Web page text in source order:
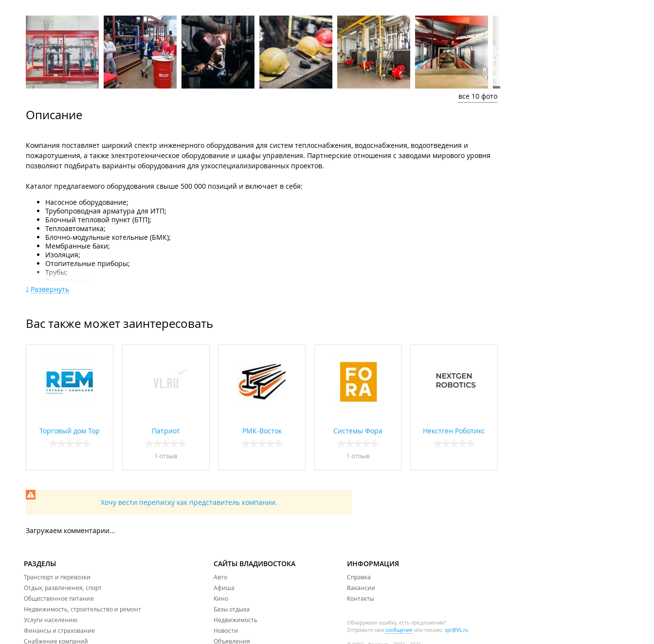
все 10 фото
Описание
Компания поставляет широкий спектр инженерного оборудования для систем теплоснабжения, водоснабжения, водоотведения и
пожаротушения, а также электротехническое оборудование и шкафы управления. Партнерские отношения с заводами мирового уровня
позволяют подбирать варианты оборудования для узкоспециализированных проектов.
Каталог предлагаемого оборудования свыше 500 000 позиций и включает в себя:
Насосное оборудование;
Трубопроводная арматура для ИТП;
Блочный тепловой пункт (БТП);
Теплоавтоматика;
Блочно-модульные котельные (БМК);
Мембранные баки;
Изоляция;
Отопительные приборы;
Трубы;
Термостатика;
Балансировка;
Автоматика;
Шкафы управления;
ООО "ИК Динамика".
Развернуть
Вас также может заинтересовать
Торговый дом Тор Патриот
1 отзыв
РМК-Восток Системы Фора
1 отзыв
Некстген Роботикс
Хочу вести переписку как представитель компании.
Загружаем комментарии...
РАЗДЕЛЫ
Транспорт и перевозки
Отдых, развлечения, спорт
Общественное питание
Недвижимость, строительство и ремонт
Услуги населению
Финансы и страхование
Снабжение компаний
САЙТЫ ВЛАДИВОСТОКА
Авто
Афиша
Кино
Базы отдыха
Недвижимость
Новости
Объявления
ИНФОРМАЦИЯ
Справка
Вакансии
Контакты
Обнаружили ошибку, есть предложения?
Отправьте нам сообщение или письмо: spr@VL.ru